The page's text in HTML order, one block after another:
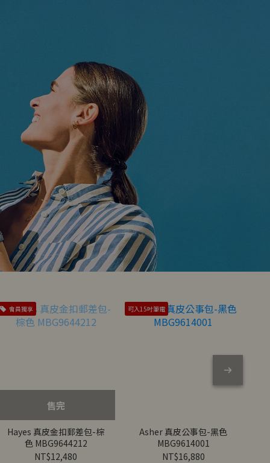
會員獨享
售完
Hayes 真皮金扣郵差包-棕
色 MBG9644212
NT$12,480
可入15吋筆電
Asher 真皮公事包-黑色
MBG9614001
NT$16,880